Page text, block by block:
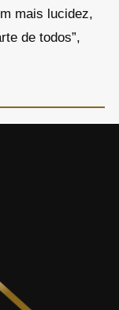
mais lucidez,
de todos”,